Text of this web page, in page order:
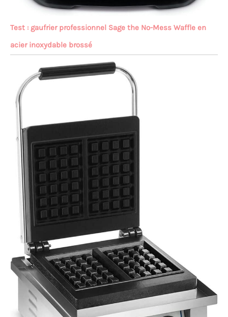
Test : gaufrier professionnel Sage the No-Mess Waffle en
acier inoxydable brossé